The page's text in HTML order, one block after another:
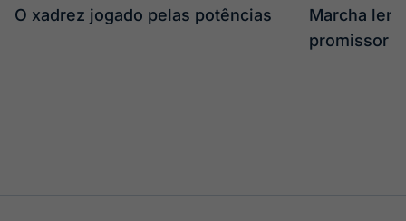
O xadrez jogado pelas potências
Marcha
promissor